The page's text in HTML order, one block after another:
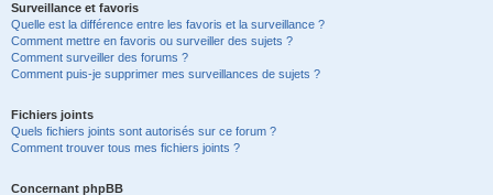
Surveillance et favoris
Quelle est la différence entre les favoris et la surveillance ?
Comment mettre en favoris ou surveiller des sujets ?
Comment surveiller des forums ?
Comment puis-je supprimer mes surveillances de sujets ?
Fichiers joints
Quels fichiers joints sont autorisés sur ce forum ?
Comment trouver tous mes fichiers joints ?
Concernant phpBB